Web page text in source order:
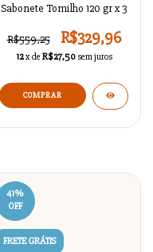
Sabonete Tomilho 120 gr x 3
R$559,25 R$329,96
12x de R$27,50 sem juros
41%
OFF
FRETE GRÁTIS